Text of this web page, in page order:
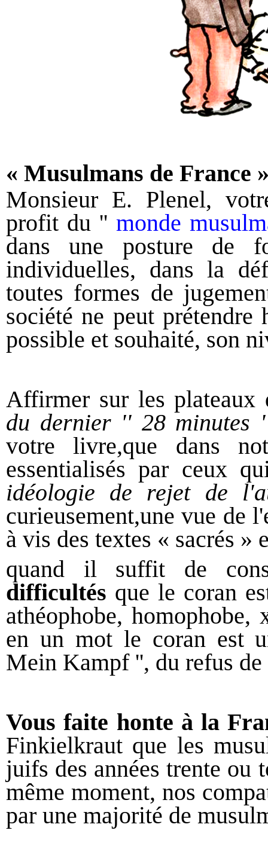
« Musulmans de France
Monsieur E. Plenel,
profit du '' monde
dans une posture de
individuelles, dans la
toutes formes de
société ne peut prétendre
possible et souhaité, son
Affirmer sur les
du dernier '' 28 minutes
votre livre,que dans
essentialisés par ceux
idéologie de rejet de
curieusement,une vue de
à vis des textes « sacrés »
quand il suffit de
difficultés que le coran
athéophobe, homophobe,
en un mot le coran est
Mein Kampf '', du refus
Vousfaite honte à la
Finkielkraut que les
juifs des années trente ou
même moment, nos
par une majorité de